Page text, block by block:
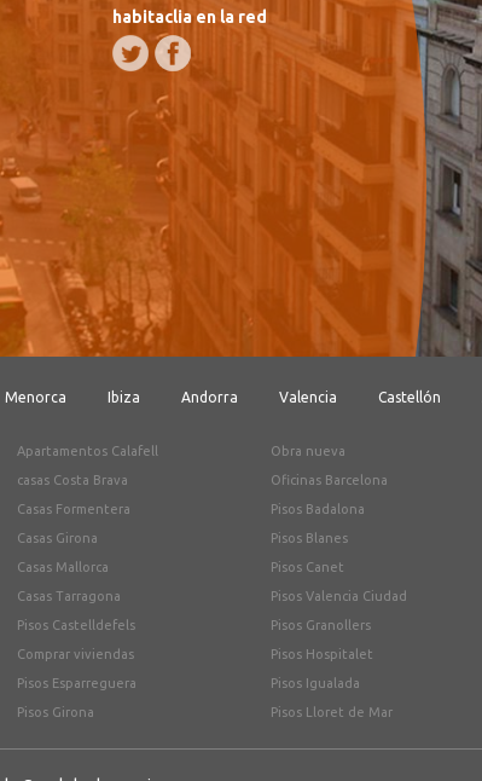
habitaclia en la red
Menorca Ibiza Andorra Valencia Castellón
Apartamentos Calafell
casas Costa Brava
Casas Formentera
Casas Girona
Casas Mallorca
Casas Tarragona
Pisos Castelldefels
Comprar viviendas
Pisos Esparreguera
Pisos Girona
Obra nueva
Oficinas Barcelona
Pisos Badalona
Pisos Blanes
Pisos Canet
Pisos Valencia Ciudad
Pisos Granollers
Pisos Hospitalet
Pisos Igualada
Pisos Lloret de Mar